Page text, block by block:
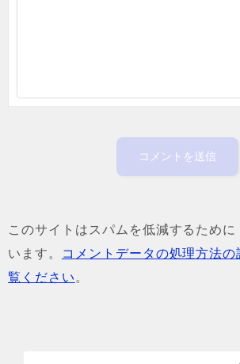
このサイトはスパムを低減するために
います。
コメントデータの処理方法
覧ください 。